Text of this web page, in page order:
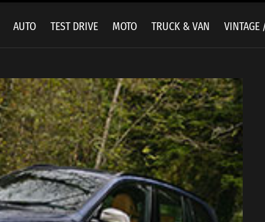
AUTO TEST DRIVE MOTO TRUCK & VAN VINTAGE